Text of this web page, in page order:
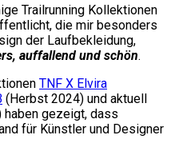
Trailrunning Kollektionen
die mir besonders
der Laufbekleidung,
auffallend und schön.
TNF X Elvira
(Herbst 2024) und aktuell
haben gezeigt, dass
für Künstler und Designer